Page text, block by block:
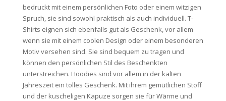
bedruckt mit einem persönlichen Foto oder einem witzigen
Spruch, sie sind sowohl praktisch als auch individuell. T-
Shirts eignen sich ebenfalls gut als Geschenk, vor allem
wenn sie mit einem coolen Design oder einem besonderen
Motiv versehen sind. Sie sind bequem zu tragen und
können den persönlichen Stil des Beschenkten
unterstreichen. Hoodies sind vor allem in der kalten
Jahreszeit ein tolles Geschenk. Mit ihrem gemütlichen Stoff
und der kuscheligen Kapuze sorgen sie für Wärme und